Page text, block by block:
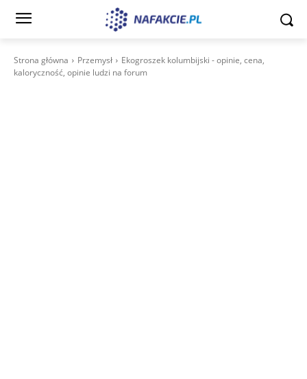
Strona główna Przemysł
Ekogroszek kolumbijski - opinie, cena,
kaloryczność, opinie ludzi na forum